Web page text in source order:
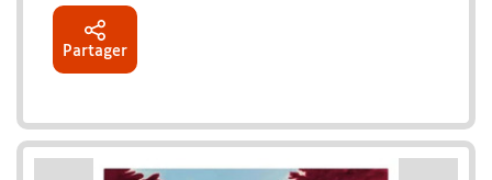
Partager